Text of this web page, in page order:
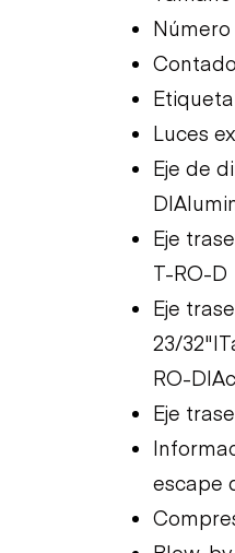
Número
Luces
Eje de
Eje
T-RO-D
Eje
23/
RO-
Eje
escape